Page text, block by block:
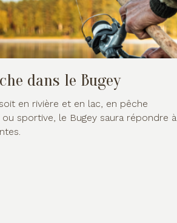
dans le Bugey
en rivière et en lac, en pêche
sportive, le Bugey saura répondre à